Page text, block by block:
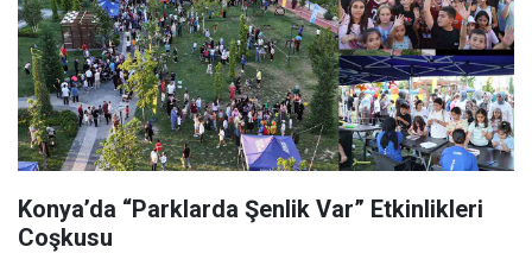
Konya’da “Parklarda Şenlik Var” Etkinlikleri
Coşkusu